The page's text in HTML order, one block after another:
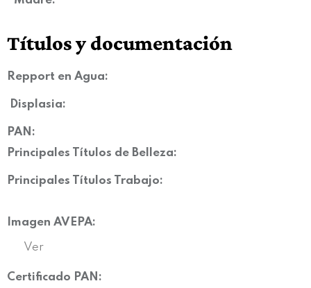
Títulos y documentación
Repport en Agua:
Displasia:
PAN:
Principales Títulos de Belleza:
Principales Títulos Trabajo:
Imagen AVEPA:
Ver
Certificado PAN: